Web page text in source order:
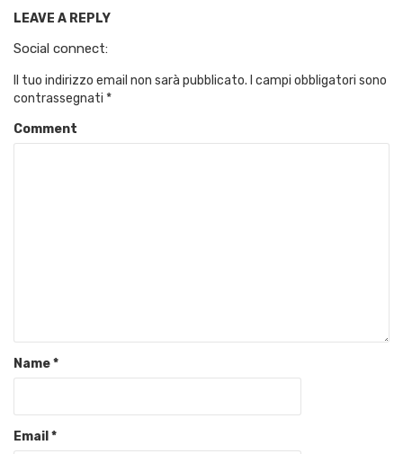
LEAVE A REPLY
Social connect:
Il tuo indirizzo email non sarà pubblicato. I campi obbligatori sono
contrassegnati *
Comment
Name*
Email *